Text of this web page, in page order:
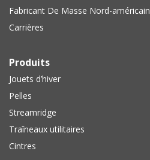
Fabricant De Masse Nord-américain
Carrières
Produits
Jouets d’hiver
Pelles
Streamridge
Traîneaux utilitaires
Cintres